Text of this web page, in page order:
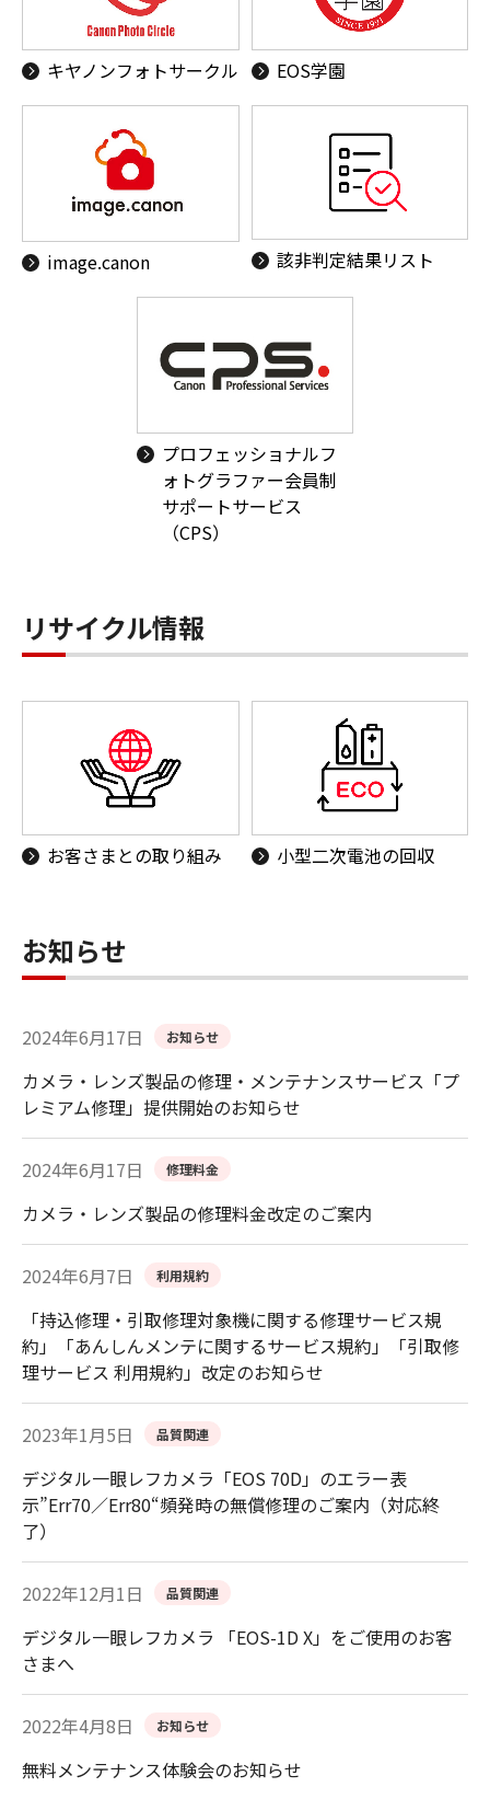
キヤノンフォトサークル EOS学園
image.canon 該非判定結果リスト
プロフェッショナルフ
ォトグラファー会員制
サポートサービス
（CPS）
リサイクル情報
お客さまとの取り組み 小型二次電池の回収
お知らせ
2024年6月17日 お知らせ
カメラ・レンズ製品の修理・メンテナンスサービス「プ
レミアム修理」提供開始のお知らせ
2024年6月17日 修理料金
カメラ・レンズ製品の修理料金改定のご案内
2024年6月7日 利用規約
「持込修理・引取修理対象機に関する修理サービス規
約」「あんしんメンテに関するサービス規約」「引取修
理サービス 利用規約」改定のお知らせ
2023年1月5日 品質関連
デジタル一眼レフカメラ「EOS 70D」のエラー表
示”Err70／Err80“頻発時の無償修理のご案内（対応終
了）
2022年12月1日 品質関連
デジタル一眼レフカメラ 「EOS-1D X」をご使用のお客
さまへ
2022年4月8日 お知らせ
無料メンテナンス体験会のお知らせ